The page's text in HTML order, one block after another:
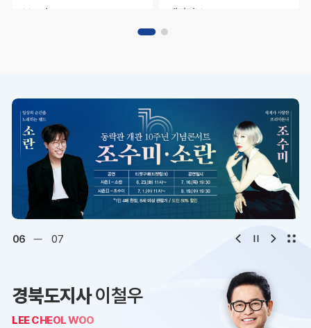
보도자료 재정정보
대구·경북
행정 통합
조직도
디지털아카이브 문화·관광
오시는 길
K보듬 6000
06 07
경북도지사이철우
LEE CHEOL WOO